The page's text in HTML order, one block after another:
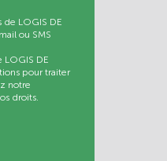
de LOGIS DE
ou SMS
LOGIS DE
pour traiter
notre
droits.